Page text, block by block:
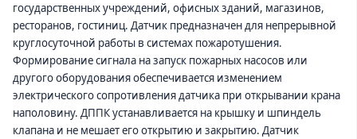
государственных учреждений, офисных зданий, магазинов,
ресторанов, гостиниц. Датчик предназначен для непрерывной
круглосуточной работы в системах пожаротушения.
Формирование сигнала на запуск пожарных насосов или
другого оборудования обеспечивается изменением
электрического сопротивления датчика при открывании крана
наполовину. ДППК устанавливается на крышку и шпиндель
клапана и не мешает его открытию и закрытию. Датчик